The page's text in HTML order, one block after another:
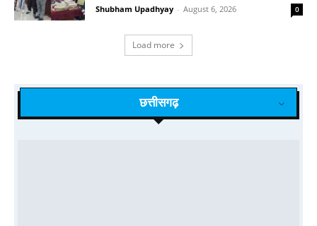
Shubham Upadhyay - August 6, 2026 0
Load more
छत्तीसगढ़